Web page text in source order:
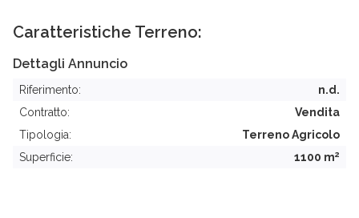
Caratteristiche Terreno:
Dettagli Annuncio
Riferimento:
n.d.
Contratto:
Vendita
Tipologia:
Terreno Agricolo
Superficie:
1100 m2